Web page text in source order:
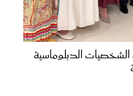
الدبلوماسية